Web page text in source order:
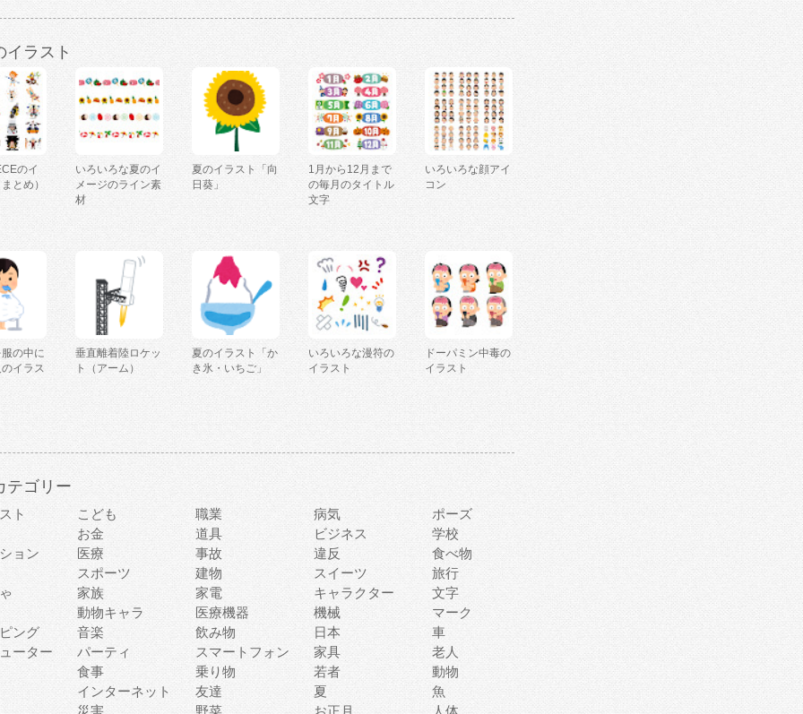
イラスト
のイ
とめ）
いろいろな夏のイ
メージのライン素
材
夏のイラスト「向
日葵」
1月から12月まで
の毎月のタイトル
文字
いろいろな顔アイ
コン
の中に
イラス
垂直離着陸ロケッ
ト（アーム）
夏のイラスト「か
き氷・いちご」
いろいろな漫符の
イラスト
ドーパミン中毒の
イラスト
テゴリー
ト こども 職業 病気
ポーズ
お金
道具 ビジネス
学校
ョン
医療 事故 違反
食べ物
スポーツ
建物 スイーツ
旅行
家族 家電 キャラクター
文字
動物キャラ
医療機器 機械
マーク
ング
音楽 飲み物 日本
車
ーター
パーティ スマートフォン 家具
老人
食事
乗り物 若者
動物
インターネット
友達 夏
魚
災害
野菜 お正月
人体